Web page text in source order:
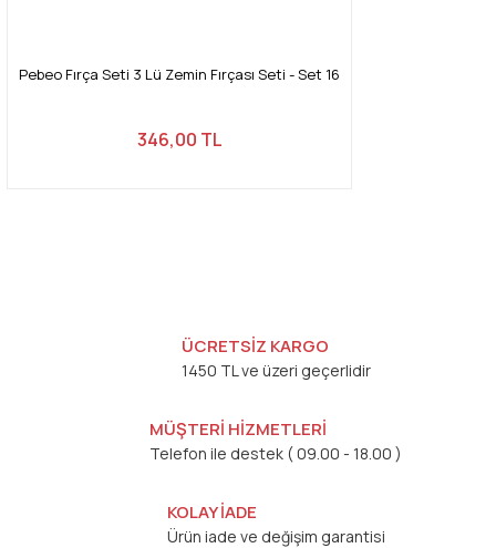
Pebeo Fırça Seti 3 Lü Zemin Fırçası Seti - Set 16
346,00 TL
ÜCRETSİZ KARGO
1450 TL ve üzeri geçerlidir
MÜŞTERİ HİZMETLERİ
Telefon ile destek ( 09.00 - 18.00 )
KOLAY İADE
Ürün iade ve değişim garantisi